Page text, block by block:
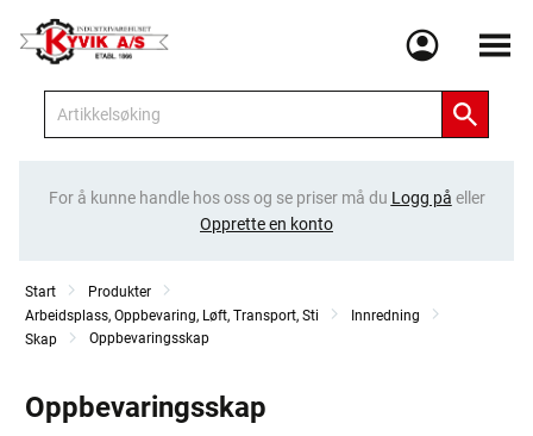
Meny
For å kunne handle hos oss og se priser må du Logg på eller
Opprette en konto
Start
Produkter
Arbeidsplass, Oppbevaring, Løft, Transport, Sti
Innredning
Skap
Oppbevaringsskap
Oppbevaringsskap